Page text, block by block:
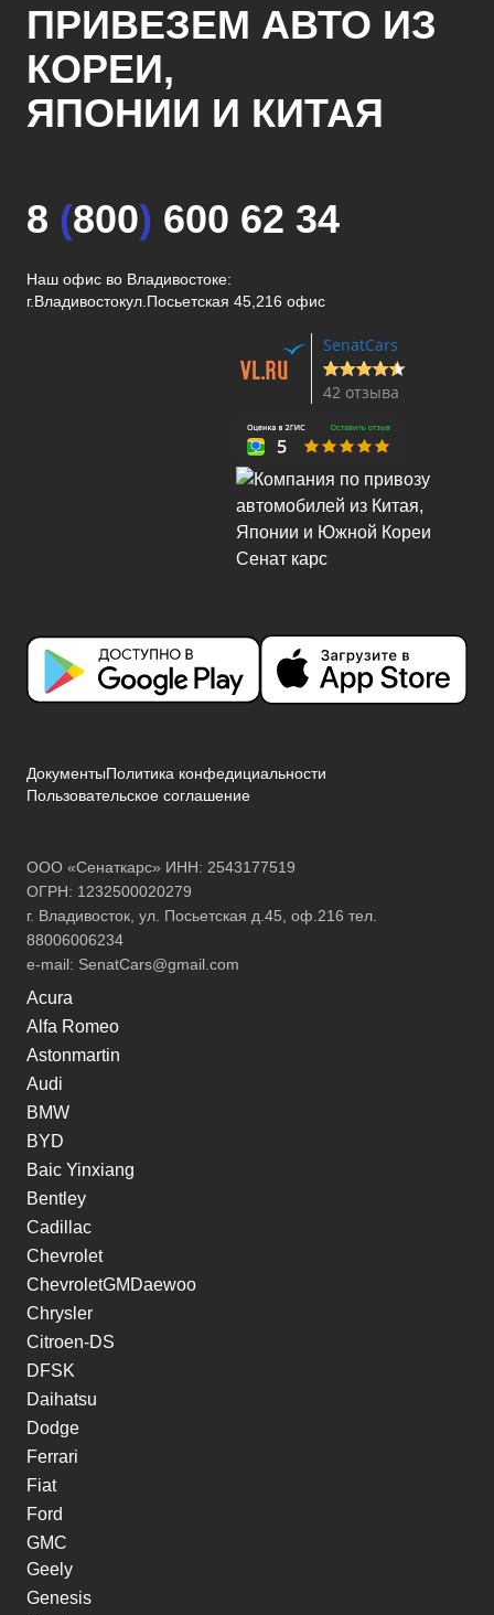
ПРИВЕЗЕМ АВТО ИЗ
КОРЕИ,
ЯПОНИИ И КИТАЯ
8 (800) 600 62 34
Наш офис во Владивостоке:
г.Владивостокул.Посьетская 45,216 офис
SenatCars
42 отзыва
ДокументыПолитика конфедициальности
Пользовательское соглашение
ООО «Сенаткарс» ИНН: 2543177519
ОГРН: 1232500020279
г. Владивосток, ул. Посьетская д.45, оф.216 тел.
88006006234
e-mail: SenatCars@gmail.com
Acura
Alfa Romeo
Astonmartin
Audi
BMW
BYD
Baic Yinxiang
Bentley
Cadillac
Chevrolet
ChevroletGMDaewoo
Chrysler
Citroen-DS
DFSK
Daihatsu
Dodge
Ferrari
Fiat
Ford
GMC
Geely
Genesis